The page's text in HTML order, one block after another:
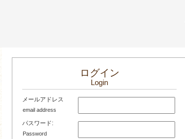
ログイン
Login
メールアドレス
email address
パスワード:
Password